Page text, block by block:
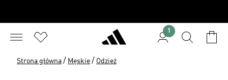
1
Strona główna / Męskie / Odzież